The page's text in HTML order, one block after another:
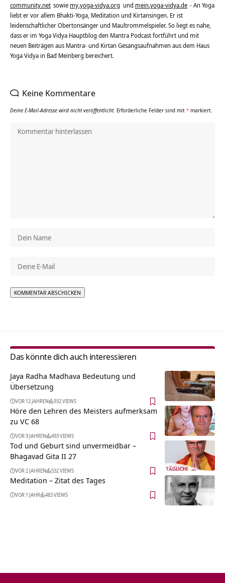
community.net sowie my.yoga-vidya.org und mein.yoga-vidya.de - An Yoga
liebt er vor allem Bhakti-Yoga, Meditation und Kirtansingen. Er ist
leidenschaftlicher Obertonsänger und Maultrommelspieler. So liegt es nahe,
dass er im Yoga Vidya Hauptblog den Mantra Podcast fortführt und mit
neuen Beiträgen aus Mantra- und Kirtan Gesangsaufnahmen aus dem Haus
Yoga Vidya in Bad Meinberg bereichert.
Keine Kommentare
Deine E-Mail-Adresse wird nicht veröffentlicht. Erforderliche Felder sind mit * markiert.
Das könnte dich auch interessieren
Jaya Radha Madhava Bedeutung und
Übersetzung
VOR 12 JAHREN 932 VIEWS
Höre den Lehren des Meisters aufmerksam
zu VC 68
VOR 9 JAHREN 493 VIEWS
Tod und Geburt sind unvermeidbar –
Bhagavad Gita II 27
VOR 2 JAHREN 532 VIEWS
Meditation – Zitat des Tages
VOR 1 JAHR 483 VIEWS